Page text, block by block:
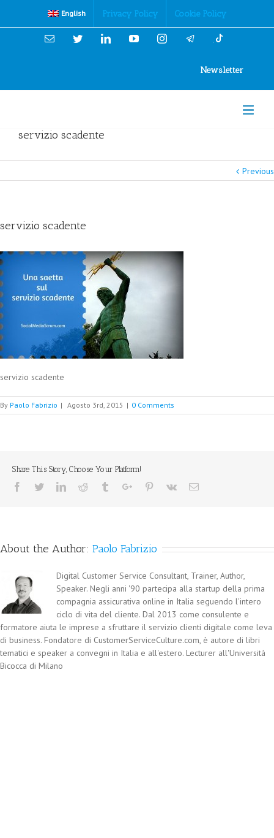
English Privacy Policy Cookie Policy
Email TwitterLinkedinYouTubeInstagram
Newsletter
servizio scadente
Previous
servizio scadente
servizio scadente
By Paolo Fabrizio | Agosto 3rd, 2015 | 0 Comments
Share This Story, Choose Your Platform!
Facebook
TwitterLinkedinReddit TumblrGoogle+Pinterest
Vk Email
About the Author: Paolo Fabrizio
Digital Customer Service Consultant, Trainer, Author,
Speaker. Negli anni '90 partecipa alla startup della prima
compagnia assicurativa online in Italia seguendo l'intero
ciclo di vita del cliente. Dal 2013 come consulente e
formatore aiuta le imprese a sfruttare il servizio clienti digitale come leva
di business. Fondatore di CustomerServiceCulture.com, è autore di libri
tematici e speaker a convegni in Italia e all'estero. Lecturer all'Università
Bicocca di Milano
Cookies Policy